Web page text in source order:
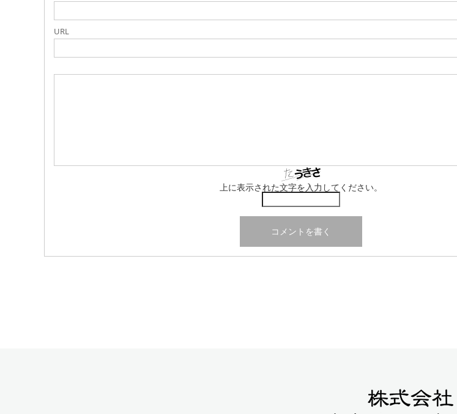
URL
上に表示された文字を入力してください。